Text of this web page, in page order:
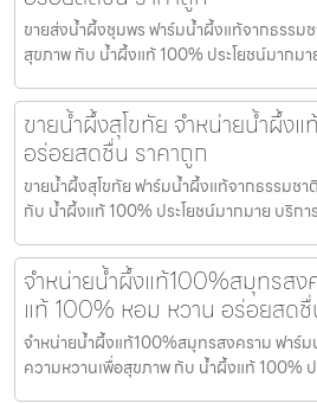
ขายส่งน้ำผึ้งชุมพร ฟาร์มน้ำผึ้งแท้จากธรรม
สุขภาพ กับ น้ำผึ้งแท้ 100% ประโยชน์มากม
ขายน้ำผึ้งสุโขทัย จำหน่ายน้ำผึ้ง
อร่อยสดชื่น ราคาถูก
ขายน้ำผึ้งสุโขทัย ฟาร์มน้ำผึ้งแท้จากธรรมช
กับ น้ำผึ้งแท้ 100% ประโยชน์มากมาย บริกา
จำหน่ายน้ำผึ้งแท้100%สมุทรสง
แท้ 100% หอม หวาน อร่อยสด
จำหน่ายน้ำผึ้งแท้100%สมุทรสงคราม ฟาร์
ความหวานเพื่อสุขภาพ กับ น้ำผึ้งแท้ 100%